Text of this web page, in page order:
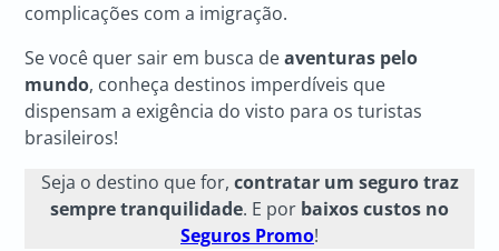
complicações com a imigração.
Se você quer sair em busca deaventuras pelo
mundo, conheça destinos imperdíveis que
dispensam a exigência do visto para os turistas
brasileiros!
Seja o destino que for, contratar um seguro traz
sempre tranquilidade. E por baixos custos no
Seguros Promo!